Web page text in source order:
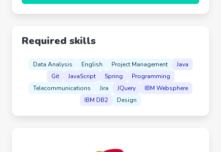
Required skills
Data Analysis English Project Management
Java
Git
JavaScript Spring
Programming
Telecommunications
Jira JQuery
IBM Websphere
IBM DB2
Design